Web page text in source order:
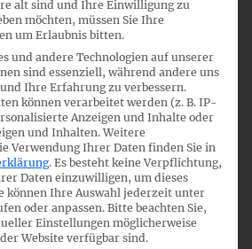
Fachbegriffe in ESRS S1
Fachbegriffe in ESRS G1
Fachbegriffe in ESRS S1
Fachbegriffe in ESRS G1
wurden von der Projektgruppe nicht
gemäß der Delegierten
1416 („Quick Fix“) den
betreffenden Angabepflichten
für bis zu drei Jahre aussetzen
Übergangsfrist dürften bereits
in Kraft getreten sein, die EFRAG
alt sind und Ihre Einwilligung zu
möchten, müssen Sie Ihre
um Erlaubnis bitten.
und andere Technologien auf unserer
sind essenziell, während andere uns
Ihre Erfahrung zu verbessern.
können verarbeitet werden (z. B. IP-
Anzeigen und Inhalte oder
und Inhalten. Weitere
Verwendung Ihrer Daten finden Sie in
. Es besteht keine Verpflichtung,
Daten einzuwilligen, um dieses
können Ihre Auswahl jederzeit unter
oder anpassen.Bitte beachten Sie,
Einstellungen möglicherweise
Website verfügbar sind.